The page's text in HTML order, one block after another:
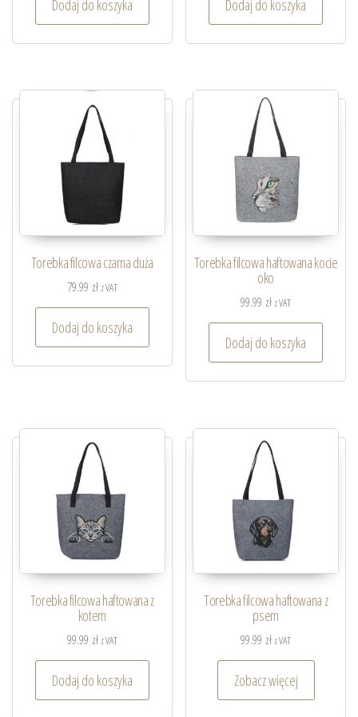
Dodaj do koszyka Dodaj do koszyka
Torebka filcowa czarna duża
79.99 zł z VAT
Dodaj do koszyka
Torebka filcowa haftowana kocie
oko
99.99 zł z VAT
Dodaj do koszyka
Torebka filcowa haftowana z
kotem
99.99 zł z VAT
Dodaj do koszyka
Torebka filcowa haftowana z
psem
99.99 zł z VAT
Zobacz więcej